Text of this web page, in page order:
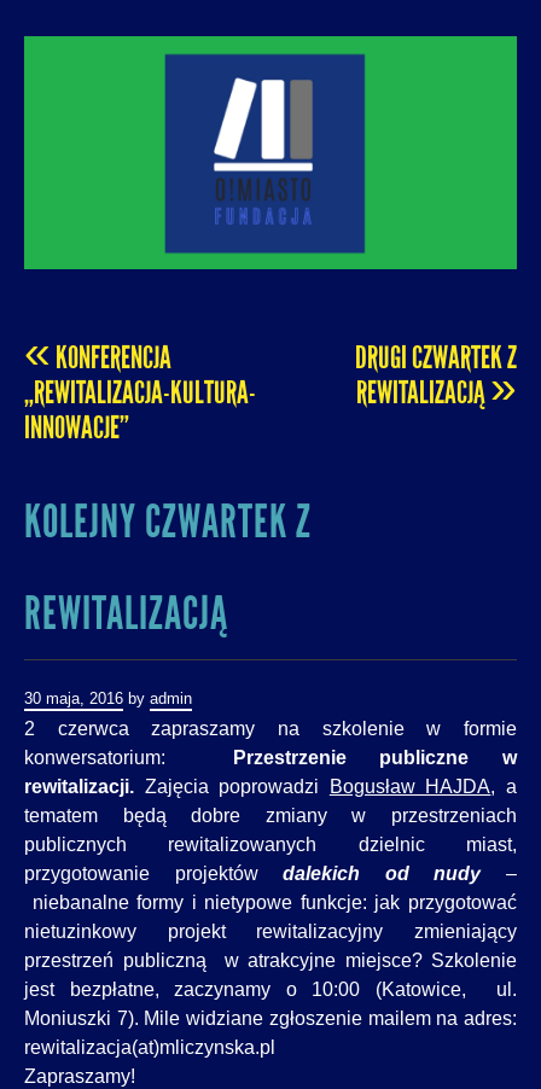
URBANIZACJI – PROMUJEMY I WSPIERAMY
ROZWÓJ MIAST I MIEJSKICH WSPÓLNOT.
O! MIASTO
POST
NAVIGATION
« KONFERENCJA
„REWITALIZACJA-KULTURA-
INNOWACJE”
DRUGI CZWARTEK Z
REWITALIZACJĄ»
KOLEJNY CZWARTEK Z
REWITALIZACJĄ
30 maja, 2016 by admin
2 czerwca zapraszamy na szkolenie w formie
konwersatorium:
Przestrzenie publiczne w
rewitalizacji. Zajęcia poprowadzi Bogusław HAJDA, a
tematem będą dobre zmiany w przestrzeniach
publicznych rewitalizowanych dzielnic miast,
przygotowanie projektówdalekich od nudy–
niebanalne formy i nietypowe funkcje: jak przygotować
nietuzinkowy projekt rewitalizacyjny zmieniający
przestrzeń publiczną w atrakcyjne miejsce? Szkolenie
jest bezpłatne, zaczynamy o 10:00 (Katowice, ul.
Moniuszki 7). Mile widziane zgłoszenie mailem na adres:
rewitalizacja(at)mliczynska.pl
Zapraszamy!